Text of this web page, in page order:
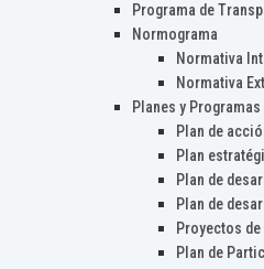
Programa de
Normograma
Normativa
Normativa
Planes y Programas
Plan de
Plan
Plan de
Plan de
Proyectos
Plan de